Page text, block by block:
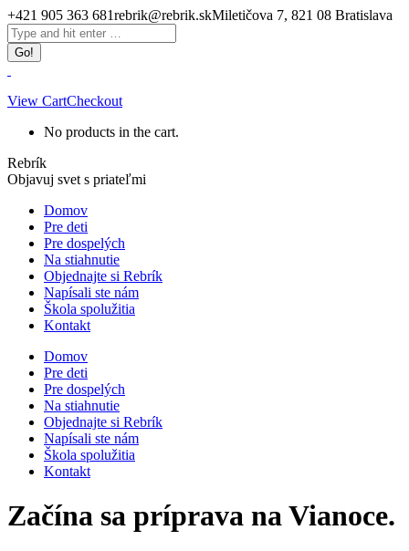
Skip
to
content
+421 905 363 681rebrik@rebrik.skMiletičova 7, 821 08 Bratislava
Facebook
page
opens
in
new
window
Search:
View CartCheckout
No products in the cart.
Rebrík
Objavuj svet s priateľmi
Domov
Pre deti
Pre dospelých
Na stiahnutie
Objednajte si Rebrík
Napísali ste nám
Škola spolužitia
Kontakt
Domov
Pre deti
Pre dospelých
Na stiahnutie
Objednajte si Rebrík
Napísali ste nám
Škola spolužitia
Kontakt
Začína sa príprava na Vianoce.